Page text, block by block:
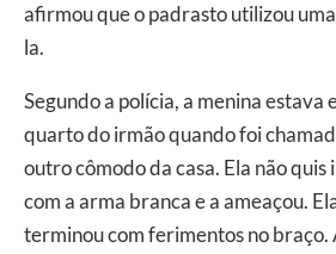
afirmou que o padrasto utilizou
la.
Segundo a polícia, a menina estava
quarto do irmão quando foi
outro cômodo da casa. Ela não quis
com a arma branca e a ameaçou.
terminou com ferimentos no braço.